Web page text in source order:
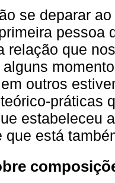
se deparar
pessoa
relação que
outros
práticas
estabeleceu
que está